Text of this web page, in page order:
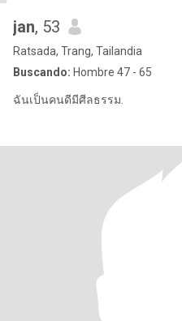
jan, 53
Ratsada, Trang, Tailandia
Buscando: Hombre 47 - 65
ฉันเป็นคนดีมีศีลธรรม.